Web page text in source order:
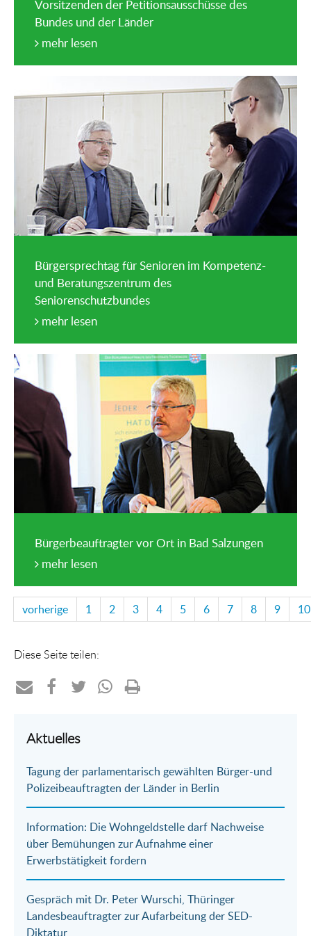
Vorsitzenden der Petitionsausschüsse des
Bundes und der Länder
mehr lesen
Bürgersprechtag für Senioren im Kompetenz-
und Beratungszentrum des
Seniorenschutzbundes
mehr lesen
Bürgerbeauftragter vor Ort in Bad Salzungen
mehr lesen
vorherige 1 2 3 4 5 6 7 8 9 10
Diese Seite teilen:
per
Mail
auf
Aktuelles
Tagung der parlamentarisch gewählten Bürger-und
Polizeibeauftragten der Länder in Berlin
Information: Die Wohngeldstelle darf Nachweise
über Bemühungen zur Aufnahme einer
Erwerbstätigkeit fordern
Gespräch mit Dr. Peter Wurschi, Thüringer
Landesbeauftragter zur Aufarbeitung der SED-
Diktatur